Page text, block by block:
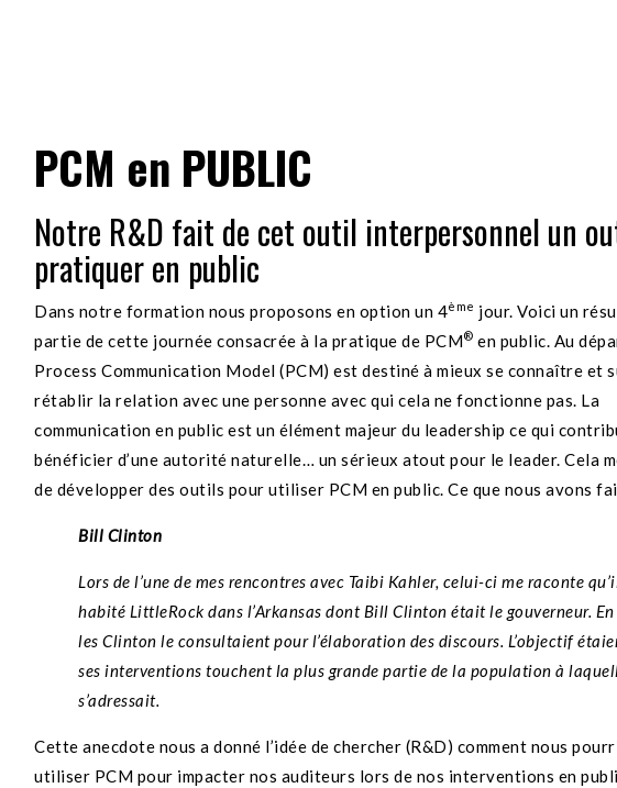
PCM en PUBLIC
Notre R&D fait de cet outil interpersonnel un
pratiquer en public
Dans notre formation nous proposons en option un 4ème jour. Voici un
partie de cette journée consacrée à la pratique de PCM® en public. Au
Process Communication Model (PCM) est destiné à mieux se connaître et
rétablir la relation avec une personne avec qui cela ne fonctionne pas. La
communication en public est un élément majeur du leadership ce qui
bénéficier d’une autorité naturelle… un sérieux atout pour le leader. Cela
de développer des outils pour utiliser PCM en public. Ce que nous avons
Bill Clinton
Lors de l’une de mes rencontres avec Taibi Kahler, celui-ci me raconte
habité LittleRock dans l’Arkansas dont Bill Clinton était le gouverneur.
les Clinton le consultaient pour l’élaboration des discours. L’objectif
ses interventions touchent la plus grande partie de la population à
s’adressait.
Cette anecdote nous a donné l’idée de chercher (R&D) comment nous
utiliser PCM pour impacter nos auditeurs lors de nos interventions en